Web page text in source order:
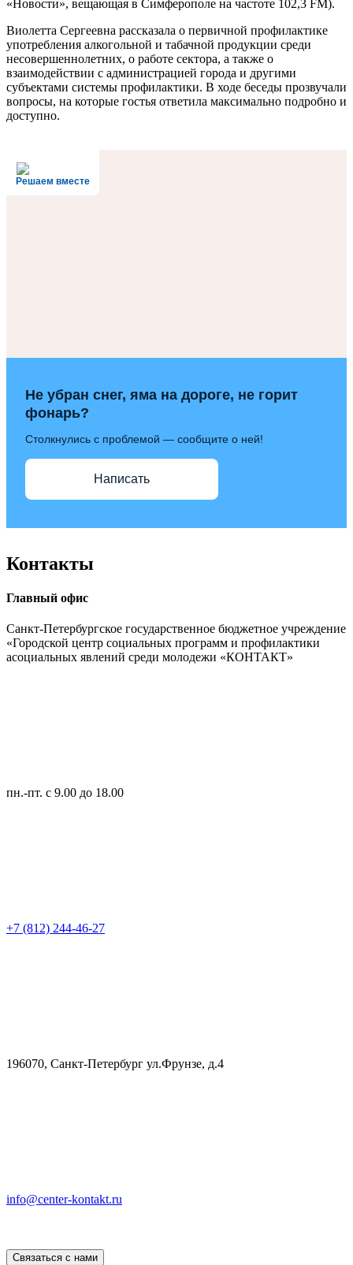
«Новости», вещающая в Симферополе на частоте 102,3 FM).
Виолетта Сергеевна рассказала о первичной профилактике
употребления алкогольной и табачной продукции среди
несовершеннолетних, о работе сектора, а также о
взаимодействии с администрацией города и другими
субъектами системы профилактики. В ходе беседы прозвучали
вопросы, на которые гостья ответила максимально подробно и
доступно.
Решаем вместе
Не убран снег, яма на дороге, не горит
фонарь?
Столкнулись с проблемой — сообщите о ней!
Написать
Контакты
Главный офис
Санкт-Петербургское государственное бюджетное учреждение
«Городской центр социальных программ и профилактики
асоциальных явлений среди молодежи «КОНТАКТ»
пн.-пт. с 9.00 до 18.00
+7 (812) 244-46-27
196070, Санкт-Петербург ул.Фрунзе, д.4
info@center-kontakt.ru
Связаться с нами